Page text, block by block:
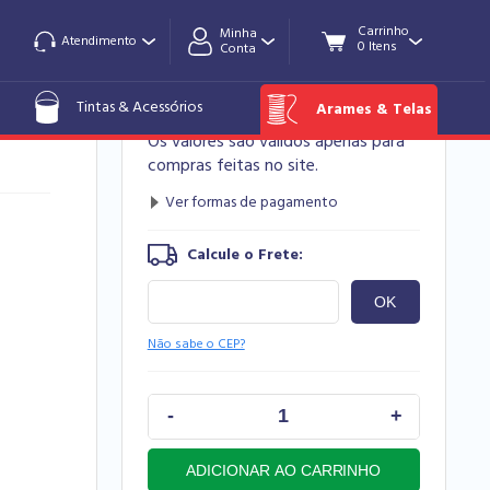
Atendimento
Minha
Conta
Tintas & Acessórios Arames & Telas
R$ 181,90
Os valores são válidos apenas para
compras feitas no site.
Não sabe o CEP?